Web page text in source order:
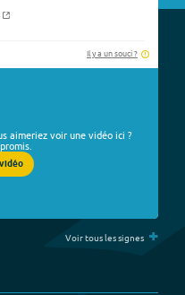
Il y a un souci ?
aimeriez voir une vidéo ici ?
Voir tous les signes +